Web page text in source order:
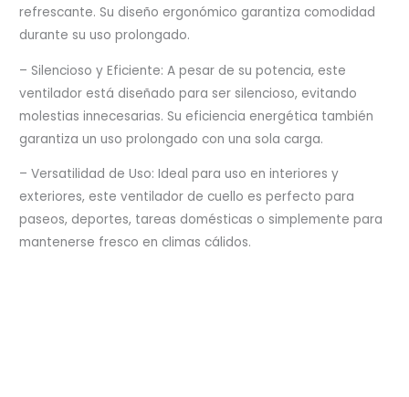
refrescante. Su diseño ergonómico garantiza comodidad
durante su uso prolongado.
– Silencioso y Eficiente: A pesar de su potencia, este
ventilador está diseñado para ser silencioso, evitando
molestias innecesarias. Su eficiencia energética también
garantiza un uso prolongado con una sola carga.
– Versatilidad de Uso: Ideal para uso en interiores y
exteriores, este ventilador de cuello es perfecto para
paseos, deportes, tareas domésticas o simplemente para
mantenerse fresco en climas cálidos.